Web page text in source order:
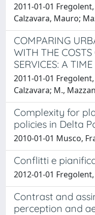
2011-01-01
Calzavara, Mauro;
COMPARING
WITH THE
SERVICES: A
2011-01-01
Calzavara; M.,
Complexity for
policies in Delta
2010-01-01 Musco,
Conflitti e
2012-01-01
Contrast and
perception and